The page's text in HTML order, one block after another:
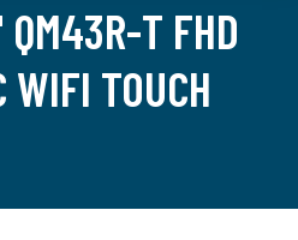
T FHD
TOUCH